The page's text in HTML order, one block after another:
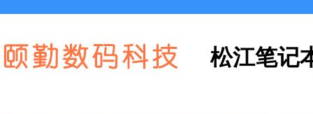
松江笔记